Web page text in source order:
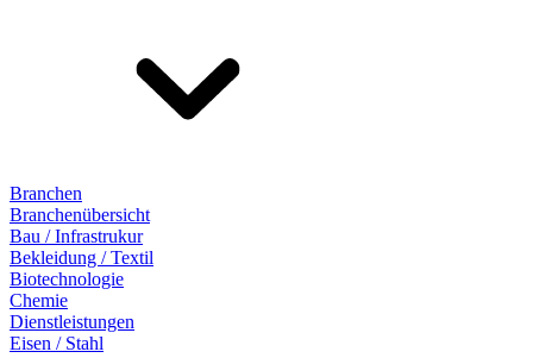
Branchen
Branchenübersicht
Bau / Infrastrukur
Bekleidung / Textil
Biotechnologie
Chemie
Dienstleistungen
Eisen / Stahl